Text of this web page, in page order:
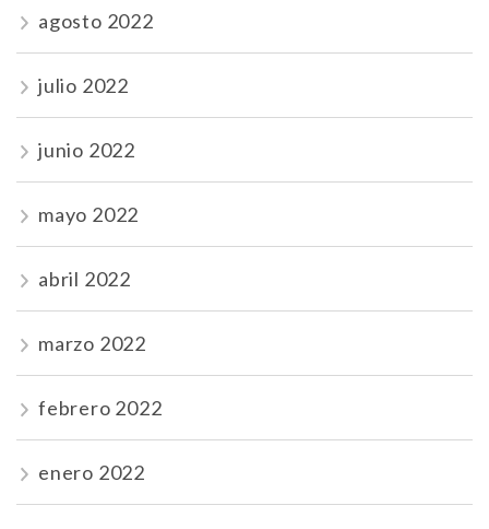
agosto 2022
julio 2022
junio 2022
mayo 2022
abril 2022
marzo 2022
febrero 2022
enero 2022